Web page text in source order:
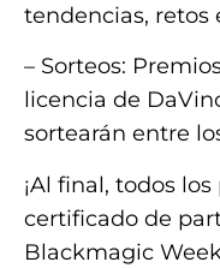
tendencias, retos
– Sorteos:
licencia de
sortearán entre
¡Al final, todos
certificado de
Blackmagic